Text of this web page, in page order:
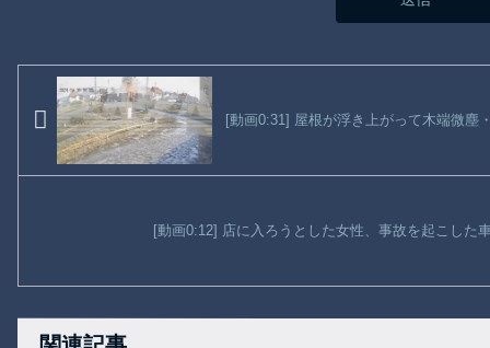
[動画0:31] 屋根が浮き上がって木端微塵
[動画0:12] 店に入ろうとした女性、事故を起こした